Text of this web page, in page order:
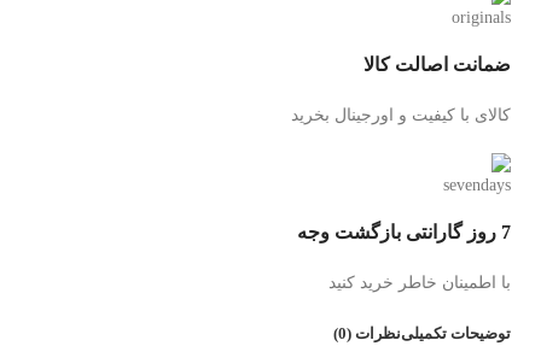
ضمانت اصالت کالا
کالای با کیفیت و اورجینال بخرید
7 روز گارانتی بازگشت وجه
با اطمینان خاطر خرید کنید
توضیحات تکمیلینظرات (0)